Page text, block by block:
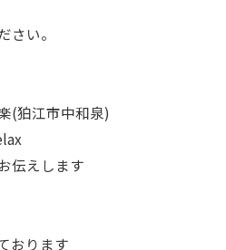
さい。
(狛江市中和泉)
伝えします
おります